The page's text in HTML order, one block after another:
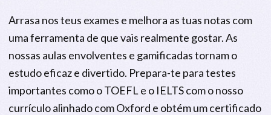
Arrasa nos teus exames e melhora as tuas notas com
uma ferramenta de que vais realmente gostar. As
nossas aulas envolventes e gamificadas tornam o
estudo eficaz e divertido. Prepara-te para testes
importantes como o TOEFL e o IELTS com o nosso
currículo alinhado com Oxford e obtém um certificado